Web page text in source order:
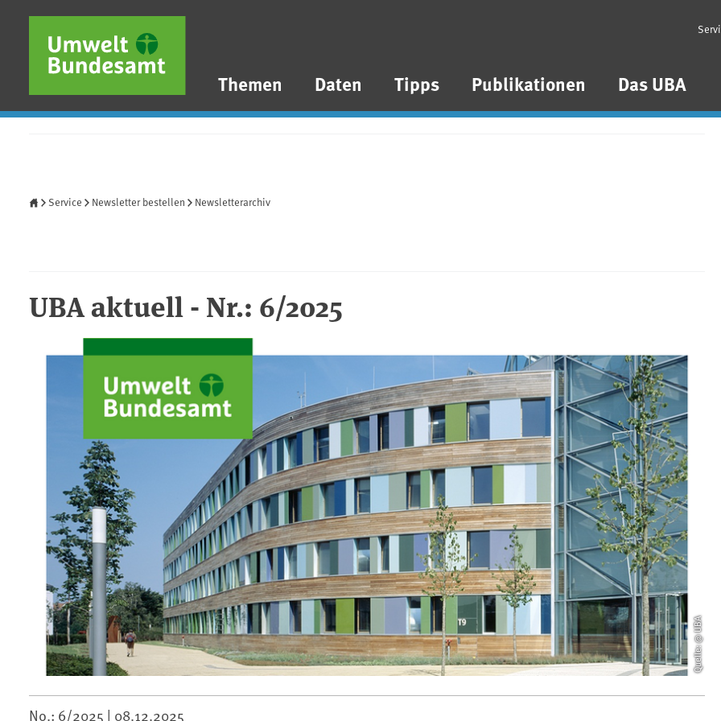
Direkt zum Inhalt
Direkt zum Hauptmenü
Direkt zur Fußzeile
Themen Daten Tipps Publikationen Das UBA
Service Newsletter bestellen Newsletterarchiv
UBA aktuell - Nr.: 6/2025
Quelle: @ UBA
No.: 6/2025 | 08.12.2025